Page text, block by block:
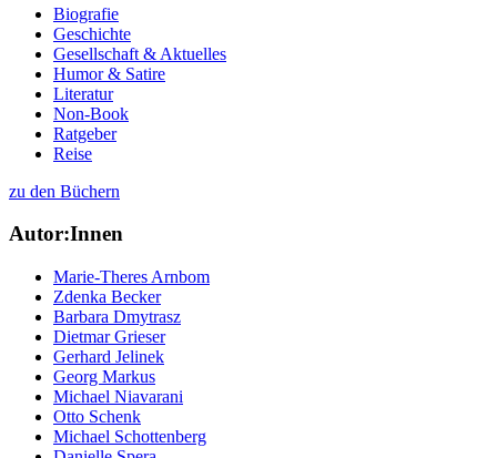
Biografie
Geschichte
Gesellschaft & Aktuelles
Humor & Satire
Literatur
Non-Book
Ratgeber
Reise
zu den Büchern
Autor:Innen
Marie-Theres Arnbom
Zdenka Becker
Barbara Dmytrasz
Dietmar Grieser
Gerhard Jelinek
Georg Markus
Michael Niavarani
Otto Schenk
Michael Schottenberg